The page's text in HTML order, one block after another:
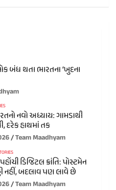
બંધ થતા ભારતના ‘ખુદના
નવો અધ્યાય: ગામડાથી
દરેક હાથમાં તક
Team Maadhyam
ડિજિટલ ક્રાંતિ: પોસ્ટમેન
નહીં, બદલાવ પણ લાવે છે
Team Maadhyam